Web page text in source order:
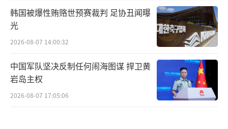
韩国被爆性贿赂世预赛裁判 足协丑闻曝
光
2026-08-07 14:00:32
中国军队坚决反制任何闹海图谋 捍卫黄
岩岛主权
2026-08-07 17:05:06